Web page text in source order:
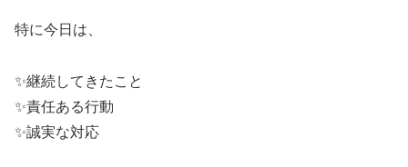
特に今日は、
✨継続してきたこと
✨責任ある行動
✨誠実な対応